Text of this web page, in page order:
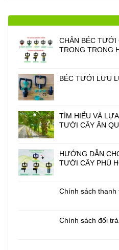
CHÂN BÉC TƯỚI
TRONG TRONG
BÉC TƯỚI LƯU
TÌM HIỂU VÀ
TƯỚI CÂY ĂN
HƯỚNG DẪN
TƯỚI CÂY PHÙ
Chính sách thanh
Chính sách đổi trả